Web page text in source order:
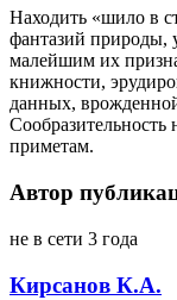
Находить «шило в
фантазий природы,
малейшим их
книжности,
данных,
приметам.
Автор
не в сети 3 года
Кирсанов К.А.